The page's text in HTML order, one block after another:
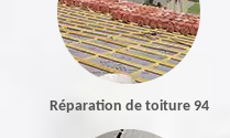
Réparation de toiture 94